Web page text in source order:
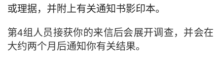
或理据，并附上有关通知书影印本。
第4组人员接获你的来信后会展开调查，并会在
大约两个月后通知你有关结果。